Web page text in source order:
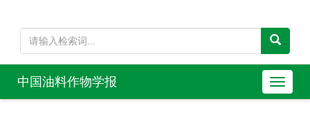
导
航
中国油料作物学报